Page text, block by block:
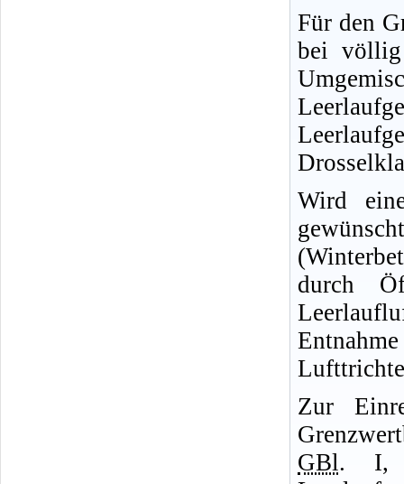
Für den
bei völlig
Wird
durch
Zur
GBl. I,